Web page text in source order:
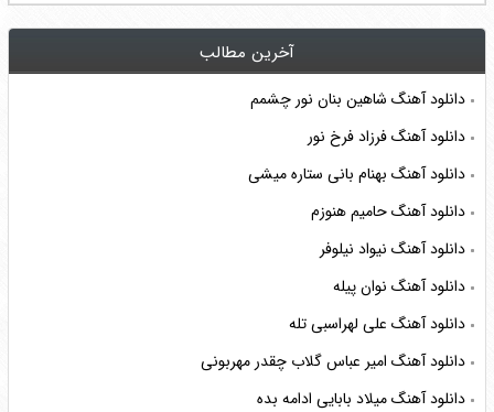
آخرین مطالب
دانلود آهنگ شاهین بنان نور چشمم
دانلود آهنگ فرزاد فرخ نور
دانلود آهنگ بهنام بانی ستاره میشی
دانلود آهنگ حامیم هنوزم
دانلود آهنگ نیواد نیلوفر
دانلود آهنگ نوان پیله
دانلود آهنگ علی لهراسبی تله
دانلود آهنگ امیر عباس گلاب چقدر مهربونی
دانلود آهنگ میلاد بابایی ادامه بده